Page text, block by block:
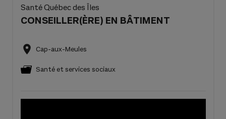
Santé Québec des Îles
CONSEILLER(ÈRE) EN BÂTIMENT
Cap-aux-Meules
Santé et services sociaux